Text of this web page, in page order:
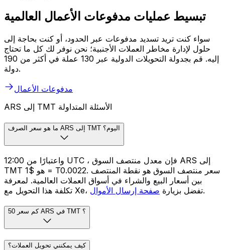
تبسيط عمليات مدفوعات الأعمال العالمية
سواء كنت تريد تسديد مدفوعات عبر الحدود، أو كنت بحاجة إلى
حلول لإدارة مخاطر العملات الأجنبية؛ نحن نوفر لك كل ما تحتاج
إليه. قم بجدولة التحويلات الدولية عبر 130 عملة في أكثر من 190
دولة.
مدفوعات الأعمال
ARS إلى TMT الأسئلة المتداولة
ما هو سعر الصرف ARS إلى TMT اليوم؟
واعتبارًا من 12:00 UTC ، فإن معدل منتصف السوق ARS إلى
TMT هو $1 = T0.0022. سعر منتصف السوق هو نقطة المنتصف
بين أسعار البيع والشراء في أسواق العملات العالمية. لمعرفة
تكلفة هذا التحويل مع Xe، تفضل بزيارة صفحة إرسال الأموال .
كم سعر 50 ARS في TMT ؟
كيف يمكنني تحويل العملات؟